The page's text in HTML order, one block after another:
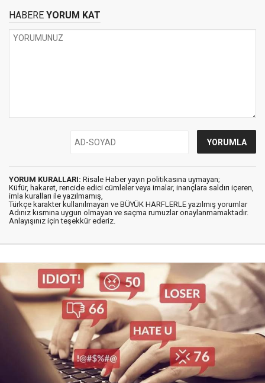
HABERE YORUM KAT
YORUM KURALLARI: Risale Haber yayın politikasına uymayan;
Küfür, hakaret, rencide edici cümleler veya imalar, inançlara saldırı içeren,
imla kuralları ile yazılmamış,
Türkçe karakter kullanılmayan ve BÜYÜK HARFLERLE yazılmış yorumlar
Adınız kısmına uygun olmayan ve saçma rumuzlar onaylanmamaktadır.
Anlayışınız için teşekkür ederiz.